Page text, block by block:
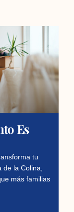
Es
tu
de la Colina,
más familias